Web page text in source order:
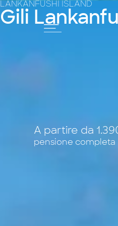
LANKANFUSHI ISLAND
Gili
A partire da
pensione completa